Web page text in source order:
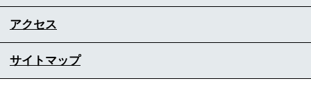
アクセス
サイトマップ